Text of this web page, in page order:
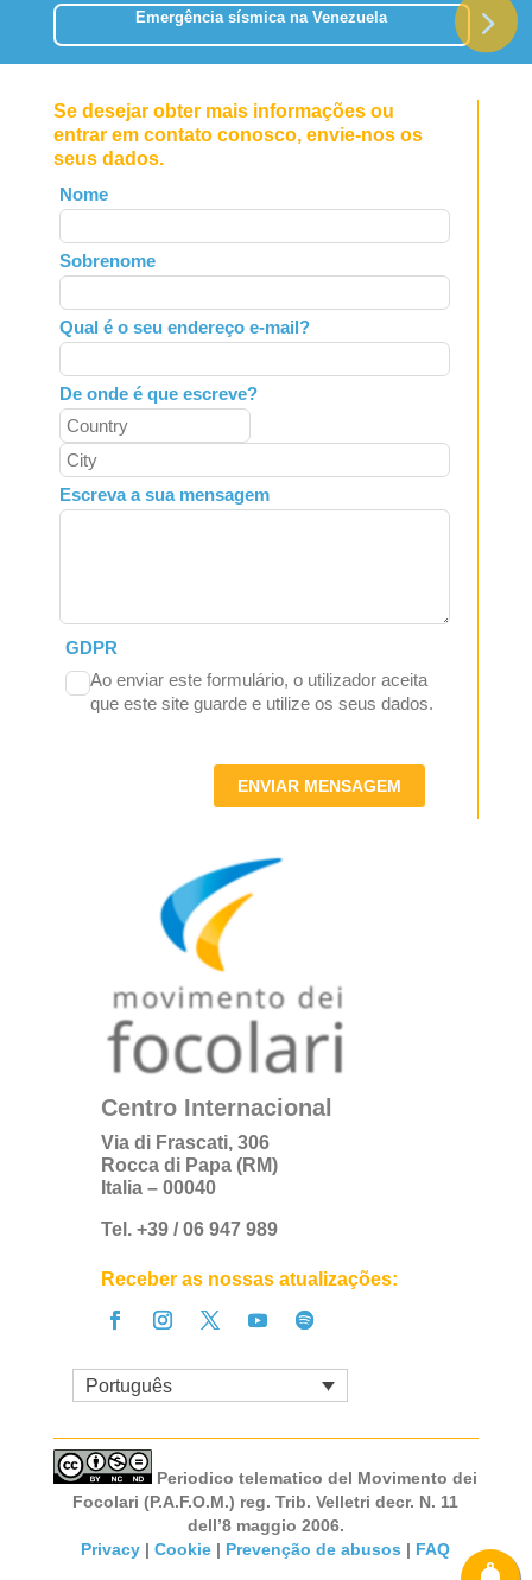
Emergência sísmica na Venezuela
Se desejar obter mais informações ou
entrar em contato conosco, envie-nos os
seus dados.
Leave
this
field
blank
Nome
Sobrenome
Qual é o seu endereço e-mail?
De onde é que escreve?
Escreva a sua mensagem
GDPR
Ao enviar este formulário, o utilizador aceita
que este site guarde e utilize os seus dados.
ENVIAR MENSAGEM
Centro Internacional
Via di Frascati, 306
Rocca di Papa (RM)
Italia – 00040
Tel. +39 / 06 947 989
Receber as nossas atualizações:
Português
Periodico telematico del Movimento dei
Focolari (P.A.F.O.M.) reg. Trib. Velletri decr. N. 11
dell’8 maggio 2006.
Privacy |Cookie | Prevenção de abusos | FAQ